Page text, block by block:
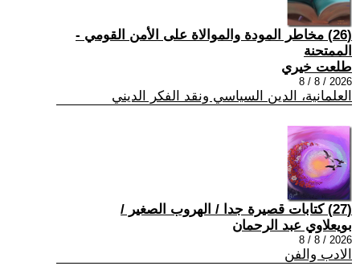
(26) مخاطر المودة والموالاة على الأمن القومي -
الممتحنة
طلعت خيري
2026 / 8 / 8
العلمانية، الدين السياسي ونقد الفكر الديني
(27) كتابات قصيرة جدا / الهروب الصغير /
بويعلاوي عبد الرحمان
2026 / 8 / 8
الادب والفن